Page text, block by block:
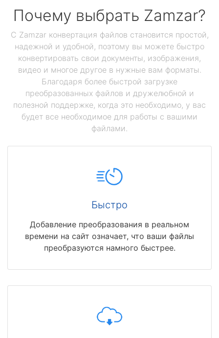
Почему выбрать Zamzar?
С Zamzar конвертация файлов становится простой,
надежной и удобной, поэтому вы можете быстро
конвертировать свои документы, изображения,
видео и многое другое в нужные вам форматы.
Благодаря более быстрой загрузке
преобразованных файлов и дружелюбной и
полезной поддержке, когда это необходимо, у вас
будет все необходимое для работы с вашими
файлами.
Быстро
Добавление преобразования в реальном
времени на сайт означает, что ваши файлы
преобразуются намного быстрее.